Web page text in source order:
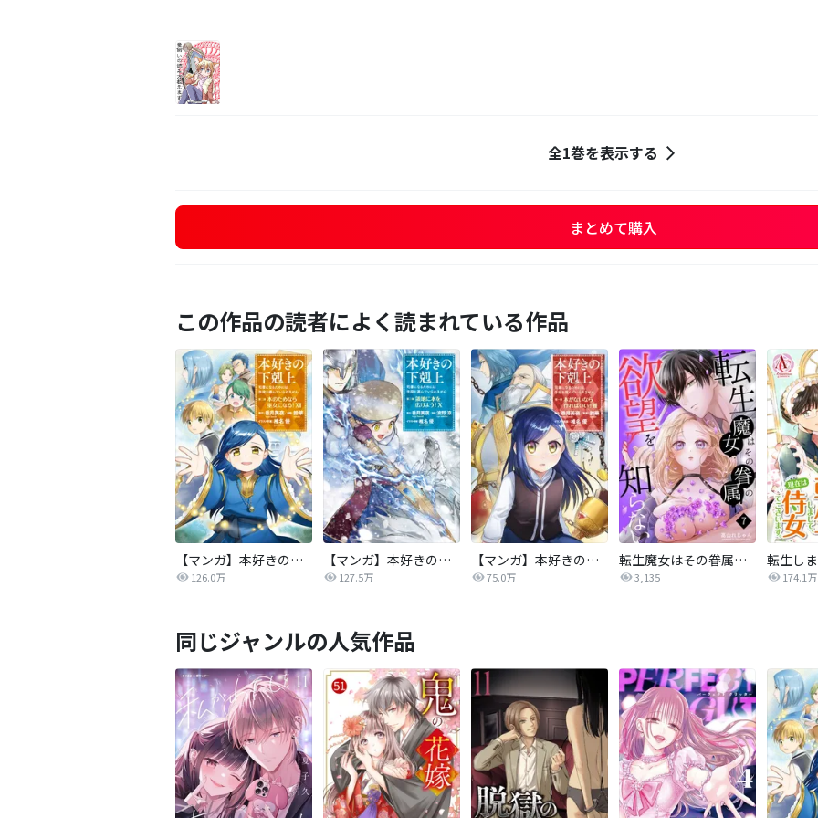
全1巻を表示する
まとめて購入
この作品の読者によく読まれている作品
【マンガ】本好きの下剋上 第二部
126.0万
【マンガ】本好きの下剋上 第三部
127.5万
【マンガ】本好きの下剋上
75.0万
転生魔女はその眷属の欲望を知らない
3,135 174.1万
同じジャンルの人気作品